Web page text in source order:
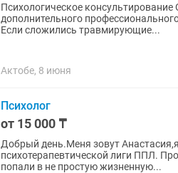
Психологическое консультирование Образование - Московская национальная академия
дополнительного профессионального образования Помощь в
Если сложились травмирующие...
Актобе, 8 июня
Психолог
от 15 000 ₸
Добрый день.Меня зовут
психотерапевтической лиги ППЛ.
попали в не простую жизненную...